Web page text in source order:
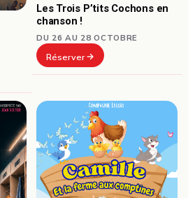
Les Trois P’tits Cochons en
chanson !
DU 26 AU 28 OCTOBRE
Réserver